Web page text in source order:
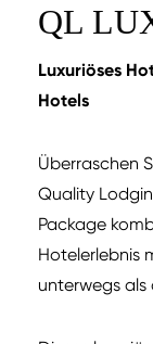
QL
Luxuriöses
Hotels
Überraschen
Quality
Package
Hotelerlebnis
unterwegs als